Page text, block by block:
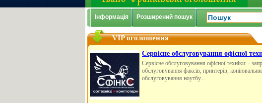
Інформація Розширений пошук
VIP оголошення
Сервісне обслуговування офісної
Сервісне обслуговування офісної техніки: -
обслуговування факсів, принтерів,
обслуговування ноутбу...